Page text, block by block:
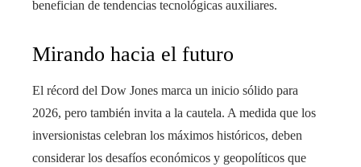
benefician de tendencias tecnológicas auxiliares.
Mirando hacia el futuro
El récord del Dow Jones marca un inicio sólido para
2026, pero también invita a la cautela. A medida que los
inversionistas celebran los máximos históricos, deben
considerar los desafíos económicos y geopolíticos que